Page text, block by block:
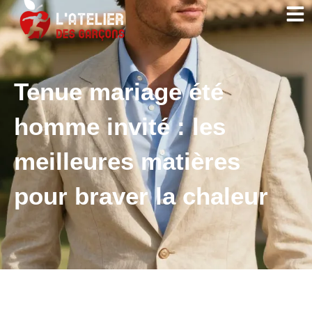
Tenue mariage été
homme invité : les
meilleures matières
pour braver la chaleur